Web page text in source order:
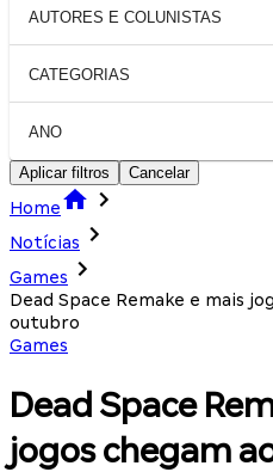
AUTORES E COLUNISTAS
CATEGORIAS
ANO
Aplicar filtros Cancelar
Home
Notícias
Games
Dead Space Remake e mais
outubro
Games
Dead Space
jogos chegam